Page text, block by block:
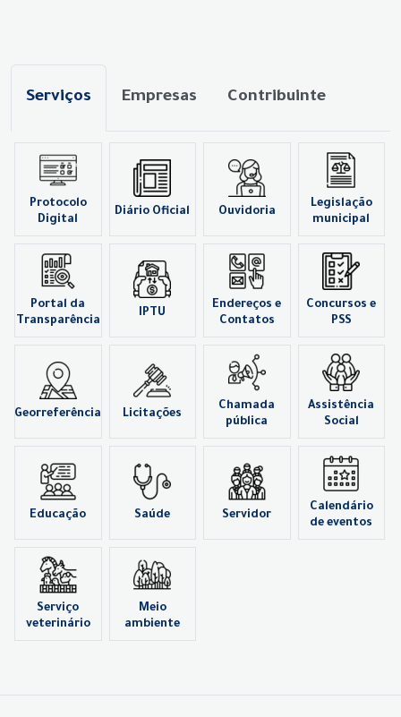
Serviços Empresas Contribuinte
Protocolo
Digital
Diário Oficial Ouvidoria
Legislação
municipal
Portal da
Transparência
IPTU
Endereços e
Contatos
Concursos e
PSS
Georreferência Licitações
Chamada
pública
Assistência
Social
Educação Saúde Servidor
Calendário
de eventos
Serviço
veterinário
Meio
ambiente